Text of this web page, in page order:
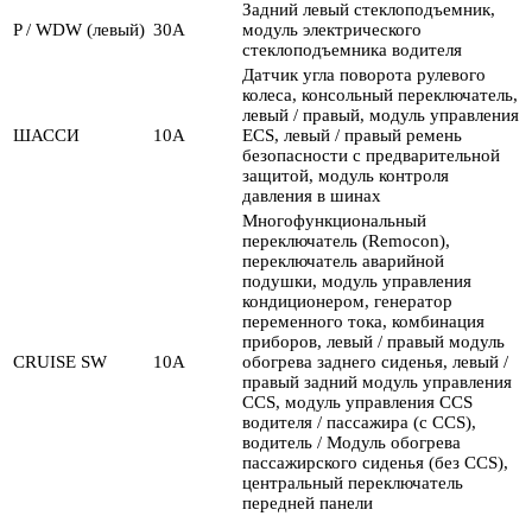
P / WDW (левый) 30А
Задний левый стеклоподъемник,
модуль электрического
стеклоподъемника водителя
ШАССИ 10А
Датчик угла поворота рулевого
колеса, консольный переключатель,
левый / правый, модуль управления
ECS, левый / правый ремень
безопасности с предварительной
защитой, модуль контроля
давления в шинах
CRUISE SW 10А
Многофункциональный
переключатель (Remocon),
переключатель аварийной
подушки, модуль управления
кондиционером, генератор
переменного тока, комбинация
приборов, левый / правый модуль
обогрева заднего сиденья, левый /
правый задний модуль управления
CCS, модуль управления CCS
водителя / пассажира (с CCS),
водитель / Модуль обогрева
пассажирского сиденья (без CCS),
центральный переключатель
передней панели